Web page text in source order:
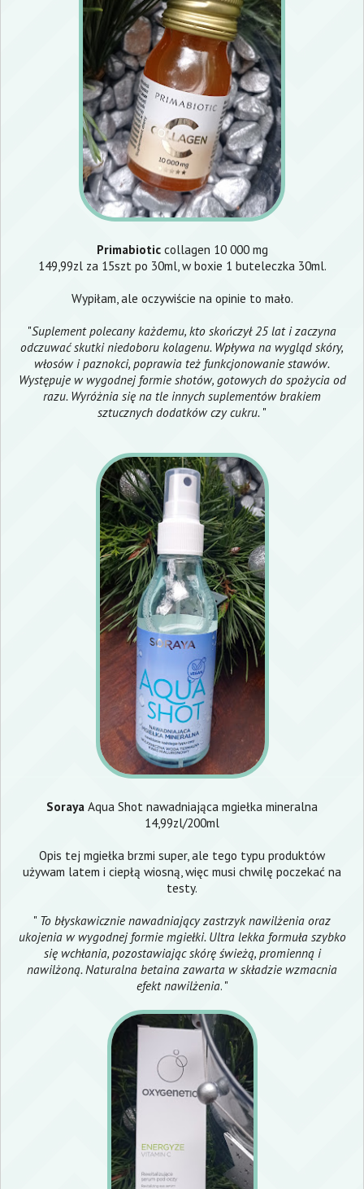
Primabioticcollagen 10 000 mg
149,99zl za 15szt po 30ml, w boxie 1 buteleczka 30ml.
Wypiłam, ale oczywiście na opinie to mało.
"Suplement polecany każdemu, kto skończył 25 lat i zaczyna
odczuwać skutki niedoboru kolagenu. Wpływa na wygląd skóry,
włosów i paznokci, poprawia też funkcjonowanie stawów.
Występuje w wygodnej formie shotów, gotowych do spożycia od
razu. Wyróżnia się na tle innych suplementów brakiem
sztucznych dodatków czy cukru. "
Soraya Aqua Shot nawadniająca mgiełka mineralna
14,99zl/200ml
Opis tej mgiełka brzmi super, ale tego typu produktów
używam latem i ciepłą wiosną, więc musi chwilę poczekać na
testy.
" To błyskawicznie nawadniający zastrzyk nawilżenia oraz
ukojenia w wygodnej formie mgiełki. Ultra lekka formuła szybko
się wchłania, pozostawiając skórę świeżą, promienną i
nawilżoną. Naturalna betaina zawarta w składzie wzmacnia
efekt nawilżenia. "